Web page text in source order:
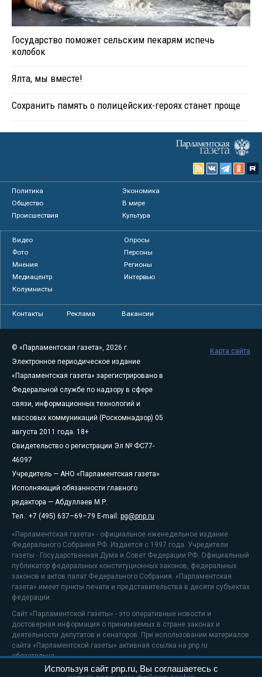
Государство поможет сельским пекарям испечь
колобок
Ялта, мы вместе!
Сохранить память о полицейских-героях станет проще
Политика
Экономика
Общество
В мире
Происшествия
Культура
Видео
Опросы
Фото
Персоны
Мнения
Регионы
Медиацентр
Интервью
Колумнисты
Контакты Реклама Вакансии
© «Парламентская газета», 2026 г.
Электронное периодическое издание
«Парламентская газета» зарегистрировано в
Федеральной службе по надзору в сфере
связи, информационных технологий и
массовых коммуникаций (Роскомнадзор) 05
августа 2011 года. 18+
Свидетельство о регистрации Эл № ФС77-
46097
Учредитель — АНО «Парламентская газета»
Исполняющий обязанности главного
редактора — Абдуллаев М.Р.
Тел.: +7 (495) 637–69–79 E-mail: pg@pnp.ru
«Парламентская газета» - официальное еженедельное издание
Федерального Собрания РФ. Издается с 1997 года. Учредители
газеты - Государственная Дума и Совет Федерации РФ. Официальный
публикатор федеральных конституционных законов, федеральных
законов и актов палат Федерального Собрания. «Парламентская
газета» имеет пункты печати и представительства в десяти субъектах
федерации.
Сайт «Парламентской газеты» - это оперативные новости и
достоверная информация о принимаемых в стране законах и
деятельности депутатов и сенаторов. При использовании материалов
сайта «Парламентской газеты» активная ссылка на pnp.ru
обязательна.
На информационном ресурсе применяютсярекомендательные
Карта сайта
Используя сайт pnp.ru, Вы соглашаетесь с